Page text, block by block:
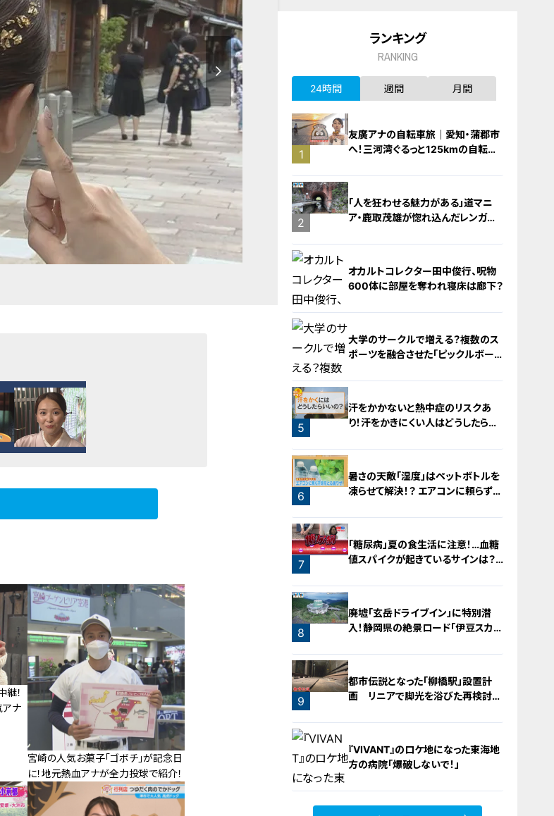
継！
アナ
宮崎の人気お菓子「ゴボチ」が記念日
に！地元熱血アナが全力投球で紹介！
ランキング
RANKING
24時間 週間 月間
1
友廣アナの自転車旅｜愛知・蒲郡市
へ！三河湾ぐるっと125kmの自転車
2
「人を狂わせる魅力がある」道マニ
ア・鹿取茂雄が惚れ込んだレンガの
3
オカルトコレクター田中俊行、呪物
600体に部屋を奪われ寝床は廊下？
4
大学のサークルで増える？複数のス
ポーツを融合させた「ピックルボー
5
汗をかかないと熱中症のリスクあ
り！汗をかきにくい人はどうしたらい
6
暑さの天敵「湿度」はペットボトルを
凍らせて解決！？ エアコンに頼らず涼
7
「糖尿病」夏の食生活に注意！…血糖
値スパイクが起きているサインは？
8
廃墟「玄岳ドライブイン」に特別潜
入！静岡県の絶景ロード「伊豆スカイ
9
都市伝説となった「柳橋駅」設置計
画 リニアで脚光を浴びた再検討の
『VIVANT』のロケ地になった東海地
方の病院「爆破しないで！」